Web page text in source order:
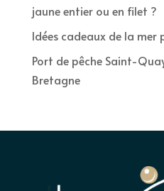
jaune entier ou en filet ?
Idées cadeaux de la mer
Port de pêche Saint-
Bretagne